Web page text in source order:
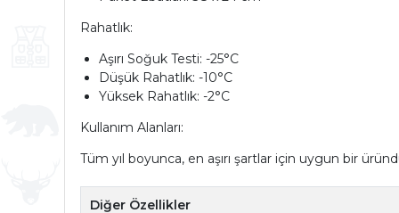
Rahatlık:
Aşırı Soğuk Testi: -25°C
Düşük Rahatlık: -10°C
Yüksek Rahatlık: -2°C
Kullanım Alanları:
Tüm yıl boyunca, en aşırı şartlar için uygun bir
Diğer Özellikler